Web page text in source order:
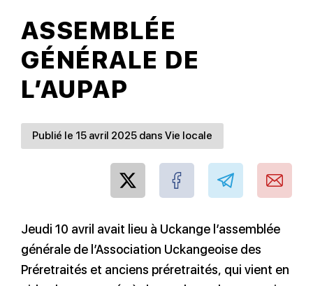
ASSEMBLÉE
GÉNÉRALE DE
L’AUPAP
Publié le 15 avril 2025 dans Vie locale
Jeudi 10 avril avait lieu à Uckange l’assemblée
générale de l’Association Uckangeoise des
Préretraités et anciens préretraités, qui vient en